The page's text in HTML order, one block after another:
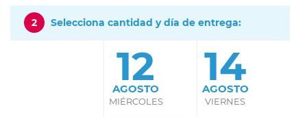
2 Selecciona cantidad y día de entrega:
12
AGOSTO
MIÉRCOLES
14
AGOSTO
VIERNES